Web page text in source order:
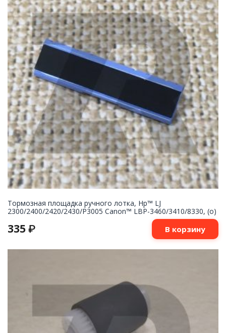
Тормозная площадка ручного лотка, Hp™ LJ
2300/2400/2420/2430/P3005 Canon™ LBP-3460/3410/8330, (о)
335 ₽ В корзину